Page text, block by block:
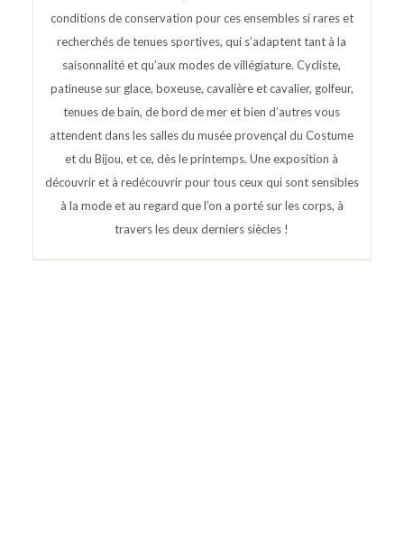
conditions de conservation pour ces ensembles si rares et
recherchés de tenues sportives, qui s’adaptent tant à la
saisonnalité et qu’aux modes de villégiature. Cycliste,
patineuse sur glace, boxeuse, cavalière et cavalier, golfeur,
tenues de bain, de bord de mer et bien d’autres vous
attendent dans les salles du musée provençal du Costume
et du Bijou, et ce, dès le printemps. Une exposition à
découvrir et à redécouvrir pour tous ceux qui sont sensibles
à la mode et au regard que l’on a porté sur les corps, à
travers les deux derniers siècles !